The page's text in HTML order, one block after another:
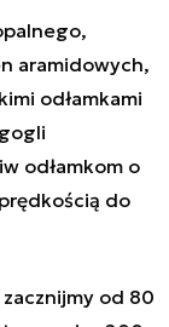
aramidowych,
odłamkami
odłamkom o
do
od 80